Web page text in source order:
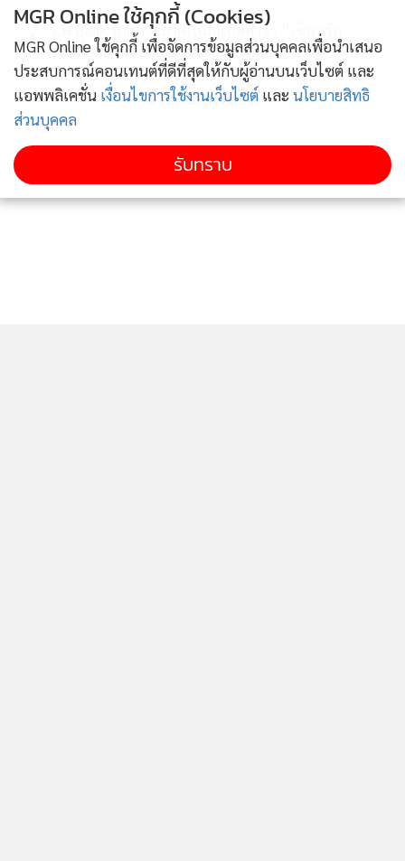
4
LH Bank รุกตลาดภาคเหนือเปิดสาขา “เซ็นทรัล
เชียงใหม่” พร้อมส่งโปรโมชันพิเศษ
ข่าวอื่นในหมวด
MGR Online ใช้คุกกี้ (Cookies)
MGR Online ใช้คุกกี้ เพื่อจัดการข้อมูลส่วนบุคคลเพื่อนำเสนอ
ประสบการณ์คอนเทนต์ที่ดีที่สุดให้กับผู้อ่านบนเว็บไซต์ และ
แอพพลิเคชั่น เงื่อนไขการใช้งานเว็บไซต์ และ นโยบายสิทธิ
ส่วนบุคคล
รับทราบ